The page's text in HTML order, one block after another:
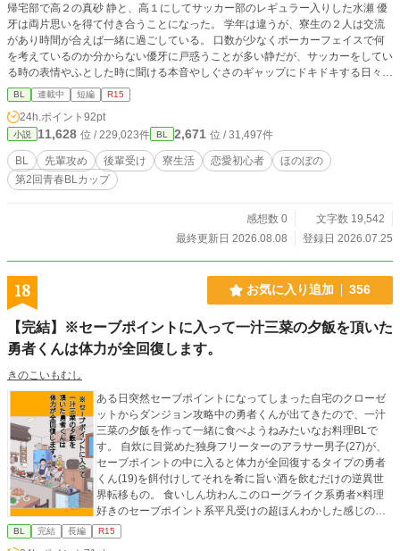
侶はすでにこの世を去っている。 現在ガスパールが暮らして
いるのは、 貴族街から少し離れた、二階建ての小さな屋敷。
華美ではないが、掃除が行き届き、静かな温もりのある家
だ。 彼は今も毎日のように墓参りを欠かさない。 それは悲嘆
というより、対話に近い行為だった。 ⸻ ■ 現在の生活 ガ
スパールは現在、 街の流通を取り仕切る代表的な役職に就い
整理 屋敷の修繕 をすべて自分でこなす。 仕事、家事、墓参
り。 規則正しく、静かな日々。 ――あなたが現れるまでは。
帰宅部で高２の真砂 静と、高１にしてサッカー部のレギュラー入りした水瀬 優
牙は両片思いを得て付き合うことになった。 学年は違うが、寮生の２人は交流
があり時間が合えば一緒に過ごしている。 口数が少なくポーカーフェイスで何
を考えているのか分からない優牙に戸惑うことが多い静だが、サッカーをしてい
る時の表情やふとした時に聞ける本音やしぐさのギャップにドキドキする日々。
静は付き合ってるんだから先輩らしくリードしなきゃなと思っていても、いつも
優牙のペースに持っていかれてしまう。 「あれ、もしかして僕が下……？」 次
のステップに進むべく、予習をしていると押し倒されるのは自分ではないかと思
い始める静。 それも悪くないかもと思うが、やっぱりリードしたい。 「先
輩……」 「っ」 恋愛初心者の２人は、不器用ながら仲を深めていくのだった。
⚠️優牙×静に見えるが、静×優牙である。 .
BL 連載中 短編 R15
24h.ポイント 92pt
小説 11,628 位 / 229,023件 BL 2,671 位 / 31,497件
BL 先輩攻め 後輩受け 寮生活 恋愛初心者
ほのぼの
第2回青春BLカップ
感想数 0
文字数 19,542
最終更新日 2026.08.08
登録日 2026.07.25
18 お気に入り追加 356
【完結】※セーブポイントに入って一汁三菜の夕飯を頂いた
勇者くんは体力が全回復します。
きのこいもむし
ある日突然セーブポイントになってしまった自宅のクローゼ
ットからダンジョン攻略中の勇者くんが出てきたので、一汁
三菜の夕飯を作って一緒に食べようねみたいなお料理BLで
す。 自炊に目覚めた独身フリーターのアラサー男子(27)が、
セーブポイントの中に入ると体力が全回復するタイプの勇者
くん(19)を餌付けしてそれを肴に旨い酒を飲むだけの逆異世
界転移もの。 食いしん坊わんこのローグライク系勇者×料理
好きのセーブポイント系平凡受けの超ほんわかした感じの話
です。
BL 完結 長編 R15